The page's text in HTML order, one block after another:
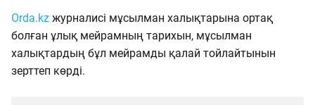
Orda.kz журналисі мұсылман халықтарына ортақ
болған ұлық мейрамның тарихын, мұсылман
халықтардың бұл мейрамды қалай тойлайтынын
зерттеп көрді.